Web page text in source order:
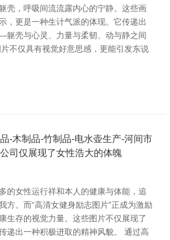
壳，呼吸间流流露内心的宁静。这些画
，更是一种生计气派的体现。它传递出
壳与心灵、力量与柔韧、动与静之间
不仅具有视觉好意思感，更能引发东说
-木制品-竹制品-电水壶生产-河间市
司仅展现了女性浩大的体魄
的女性运行祥和本人的健康与体能，追
方。而“高清女健身励志图片”正成为激励
生存的视觉力量。这些图片不仅展现了
递出一种积极进取的精神风貌。 通过高